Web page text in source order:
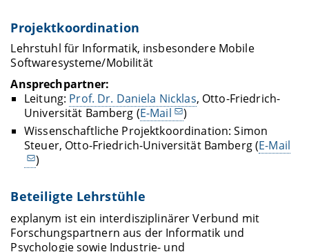
Projektkoordination
Lehrstuhl für Informatik, insbesondere Mobile
Softwaresysteme/Mobilität
Ansprechpartner:
Leitung: Prof. Dr. Daniela Nicklas, Otto-Friedrich-
Universität Bamberg (E-Mail
)
Wissenschaftliche Projektkoordination: Simon
Steuer, Otto-Friedrich-Universität Bamberg (E-Mail
)
Beteiligte Lehrstühle
explanym ist ein interdisziplinärer Verbund mit
Forschungspartnern aus der Informatik und
Psychologie sowie Industrie- und